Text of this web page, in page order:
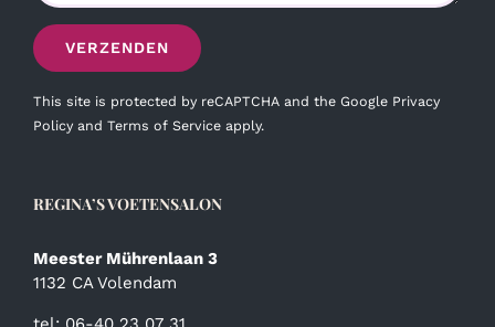
This site is protected by reCAPTCHA and the Google Privacy
Policy and Terms of Service apply.
REGINA’S VOETENSALON
Meester Mührenlaan 3
1132 CA Volendam